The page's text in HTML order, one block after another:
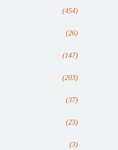
(454)
(26)
(147)
(203)
(37)
(23)
(3)